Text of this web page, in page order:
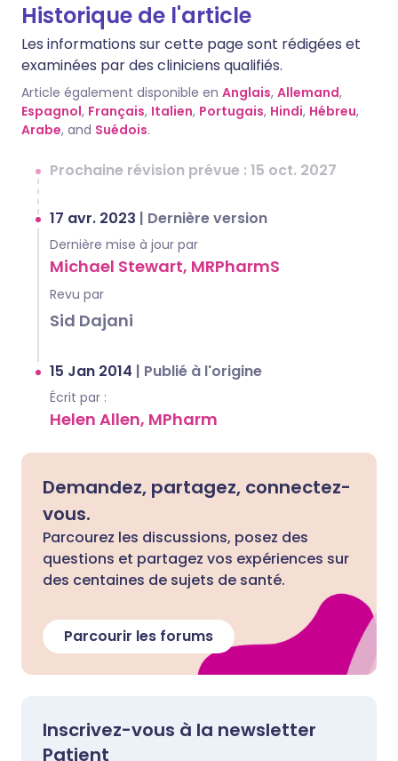
Historique de l'article
Les informations sur cette page sont rédigées et
examinées par des cliniciens qualifiés.
Article également disponible en Anglais, Allemand,
Espagnol, Français, Italien, Portugais, Hindi, Hébreu,
Arabe, and Suédois.
Prochaine révision prévue : 15 oct. 2027
17 avr. 2023 | Dernière version
Dernière mise à jour par
Michael Stewart, MRPharmS
Revu par
Sid Dajani
15 Jan 2014 | Publié à l'origine
Écrit par :
Helen Allen, MPharm
Demandez, partagez, connectez-
vous.
Parcourez les discussions, posez des
questions et partagez vos expériences sur
des centaines de sujets de santé.
Parcourir les forums
Inscrivez-vous à la newsletter
Patient